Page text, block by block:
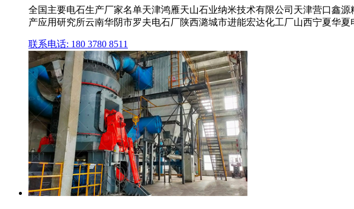
全国主要电石生产厂家名单天津鸿雁天山石业纳米技术有限公司天津营口鑫
产应用研究所云南华阴市罗夫电石厂陕西潞城市进能宏达化工厂山西宁夏华
联系电话: 180 3780 8511